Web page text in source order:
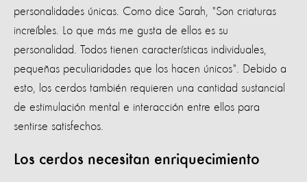
personalidades únicas. Como dice Sarah, "Son criaturas
increíbles. Lo que más me gusta de ellos es su
personalidad. Todos tienen características individuales,
pequeñas peculiaridades que los hacen únicos". Debido a
esto, los cerdos también requieren una cantidad sustancial
de estimulación mental e interacción entre ellos para
sentirse satisfechos.
Los cerdos necesitan enriquecimiento